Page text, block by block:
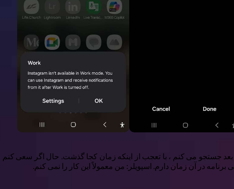
این کار ، من یک استراحت سریع اینستاگرام را فقط ۲۰ دقیقه بعد جستجو می کنم ، با تعجب از اینکه زمان
برنامه در آن زمان دارم. اسپویلر: من معمولاً این کار را نمی کنم.